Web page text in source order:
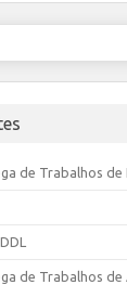
de Trabalhos de
de Trabalhos